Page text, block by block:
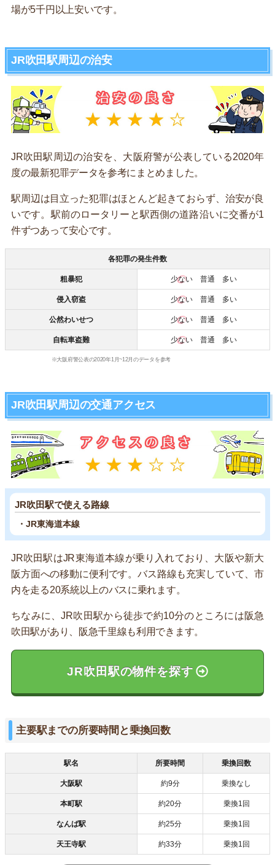
場が5千円以上安いです。
JR吹田駅周辺の治安
JR吹田駅周辺の治安を、大阪府警が公表している2020年
度の最新犯罪データを参考にまとめました。
駅周辺は目立った犯罪はほとんど起きておらず、治安が良
いです。駅前のロータリーと駅西側の道路沿いに交番が1
件ずつあって安心です。
各犯罪の発生件数
粗暴犯 少ない普通 多い
侵入窃盗 少ない普通 多い
公然わいせつ 少ない普通 多い
自転車盗難 少ない普通 多い
※大阪府警公表の2020年1月~12月のデータを参考
JR吹田駅周辺の交通アクセス
JR吹田駅で使える路線
・JR東海道本線
JR吹田駅はJR東海道本線が乗り入れており、大阪や新大
阪方面への移動に便利です。バス路線も充実していて、市
内を走る20系統以上のバスに乗れます。
ちなみに、JR吹田駅から徒歩で約10分のところには阪急
吹田駅があり、阪急千里線も利用できます。
JR吹田駅の物件を探す
主要駅までの所要時間と乗換回数
駅名 所要時間 乗換回数
大阪駅 約9分 乗換なし
本町駅 約20分 乗換1回
なんば駅 約25分 乗換1回
天王寺駅 約33分 乗換1回